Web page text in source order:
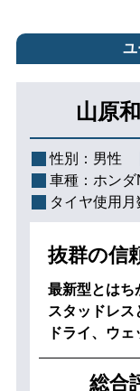
ユ
山原
性別： 男性
車種： ホンダ
タイヤ使用月
抜群の信
最新型とはち
スタッドレス
ドライ、ウ
総合